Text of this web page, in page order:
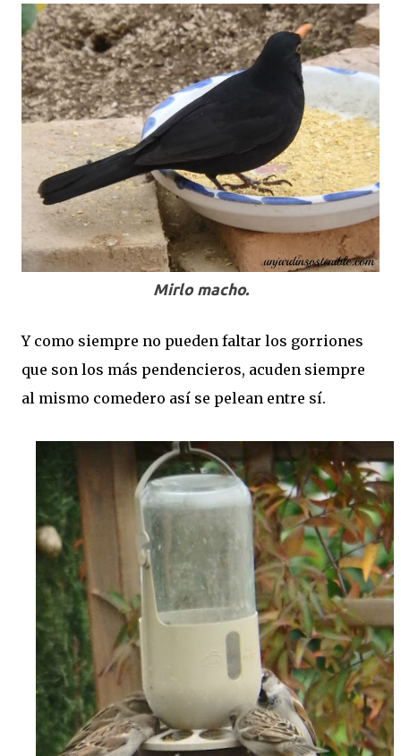
Mirlo macho.
Y como siempre no pueden faltar los gorriones
que son los más pendencieros, acuden siempre
al mismo comedero así se pelean entre sí.